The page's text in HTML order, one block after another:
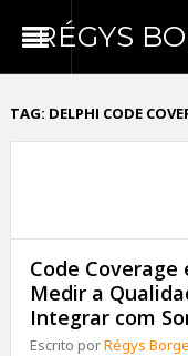
RÉGYS
TAG: DELPHI CODE
Code Coverage
Medir a
Integrar com
Escrito porRégys